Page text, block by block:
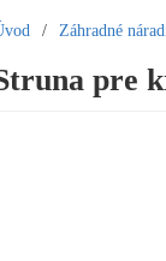
/ Záhradné
pre